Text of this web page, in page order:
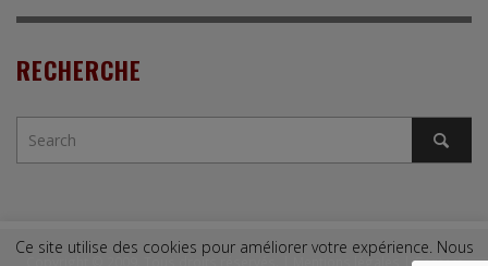
RECHERCHE
Copyright © 2009. Tous droits réservés. | Mentions légales |Contact
Ce site utilise des cookies pour améliorer votre expérience. Nous